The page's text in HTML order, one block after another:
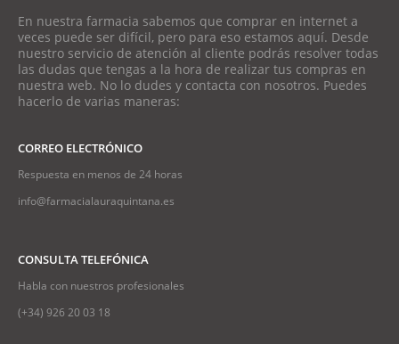
En nuestra farmacia sabemos que comprar en internet a
veces puede ser difícil, pero para eso estamos aquí. Desde
nuestro servicio de atención al cliente podrás resolver todas
las dudas que tengas a la hora de realizar tus compras en
nuestra web. No lo dudes y contacta con nosotros. Puedes
hacerlo de varias maneras:
CORREO ELECTRÓNICO
Respuesta en menos de 24 horas
info@farmacialauraquintana.es
CONSULTA TELEFÓNICA
Habla con nuestros profesionales
(+34) 926 20 03 18